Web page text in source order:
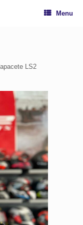
Menu
LS2